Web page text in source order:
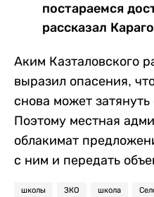
постараемся
рассказал
Аким Казталовского
выразил опасения,
снова может затянуть
Поэтому местная
облакимат
с ним и передать
школы ЗКО школа